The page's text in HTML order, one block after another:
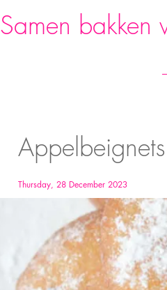
Samen
Thursday, 28 December 2023